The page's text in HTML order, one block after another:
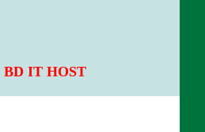
BD IT HOST